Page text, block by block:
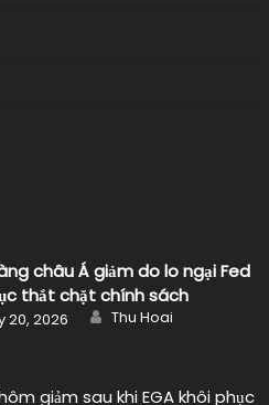
châu Á giảm do lo ngại Fed
thắt chặt chính sách
20, 2026 Author
Thu Hoai
giảm sau khi EGA khôi phục